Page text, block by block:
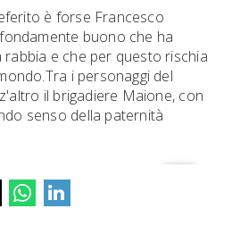
è forse Francesco
buono che ha
e che per questo rischia
i personaggi del
il brigadiere Maione, con
senso della paternità